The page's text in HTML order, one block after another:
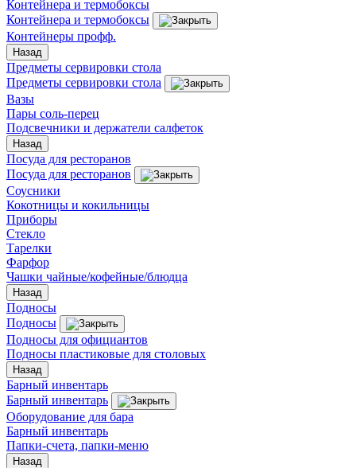
Контейнера и термобоксы
Контейнера и термобоксы
Контейнеры профф.
Назад
Предметы сервировки стола
Предметы сервировки стола
Вазы
Пары соль-перец
Подсвечники и держатели салфеток
Назад
Посуда для ресторанов
Посуда для ресторанов
Соусники
Кокотницы и кокильницы
Приборы
Стекло
Тарелки
Фарфор
Чашки чайные/кофейные/блюдца
Назад
Подносы
Подносы
Подносы для официантов
Подносы пластиковые для столовых
Назад
Барный инвентарь
Барный инвентарь
Оборудование для бара
Барный инвентарь
Папки-счета, папки-меню
Назад